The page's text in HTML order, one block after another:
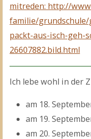
mitreden: http://
familie/
packt-aus-isch-geh-
26607882.bild.html
Ich lebe wohl in der
am 18.
am 19.
am 20.